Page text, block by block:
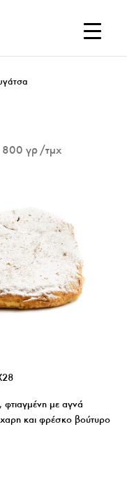
γρ
με αγνά
και φρέσκο βούτυρο